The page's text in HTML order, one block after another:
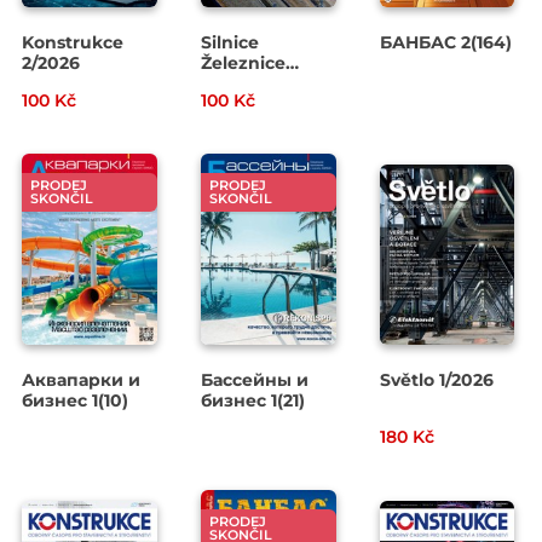
Konstrukce
2/2026
100 Kč
Silnice
Železnice
100 Kč
БАНБАС 2(164)
PRODEJ
SKONČIL
Аквапарки и
бизнес 1(10)
PRODEJ
SKONČIL
Бассейны и
бизнес 1(21)
Světlo 1/2026
180 Kč
PRODEJ
SKONČIL